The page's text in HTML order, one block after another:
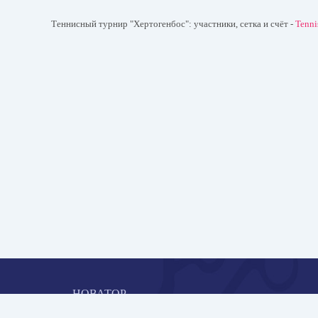
Теннисный турнир "Хертогенбос": участники, сетка и счёт -
НОВАТОР